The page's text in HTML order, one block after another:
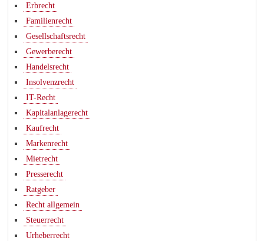
Erbrecht
Familienrecht
Gesellschaftsrecht
Gewerberecht
Handelsrecht
Insolvenzrecht
IT-Recht
Kapitalanlagerecht
Kaufrecht
Markenrecht
Mietrecht
Presserecht
Ratgeber
Recht allgemein
Steuerrecht
Urheberrecht